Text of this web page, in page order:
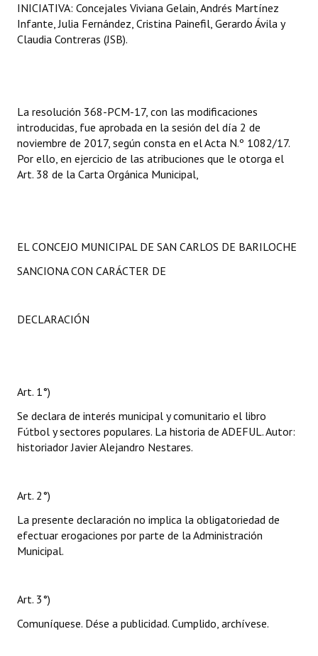
INICIATIVA: Concejales Viviana Gelain, Andrés Martínez
Infante, Julia Fernández, Cristina Painefil, Gerardo Ávila y
Claudia Contreras (JSB).
La resolución 368-PCM-17, con las modificaciones
introducidas, fue aprobada en la sesión del día 2 de
noviembre de 2017, según consta en el Acta N.º 1082/17.
Por ello, en ejercicio de las atribuciones que le otorga el
Art. 38 de la Carta Orgánica Municipal,
EL CONCEJO MUNICIPAL DE SAN CARLOS DE BARILOCHE
SANCIONA CON CARÁCTER DE
DECLARACIÓN
Art. 1°)
Se declara de interés municipal y comunitario el libro
Fútbol y sectores populares. La historia de ADEFUL. Autor:
historiador Javier Alejandro Nestares.
Art. 2°)
La presente declaración no implica la obligatoriedad de
efectuar erogaciones por parte de la Administración
Municipal.
Art. 3°)
Comuníquese. Dése a publicidad. Cumplido, archívese.